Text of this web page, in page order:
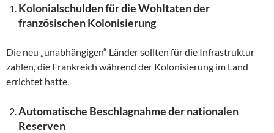
Kolonialschulden für die Wohltaten der
französischen Kolonisierung
Die neu „unabhängigen“ Länder sollten für die Infrastruktur
zahlen, die Frankreich während der Kolonisierung im Land
errichtet hatte.
Automatische Beschlagnahme der nationalen
Reserven